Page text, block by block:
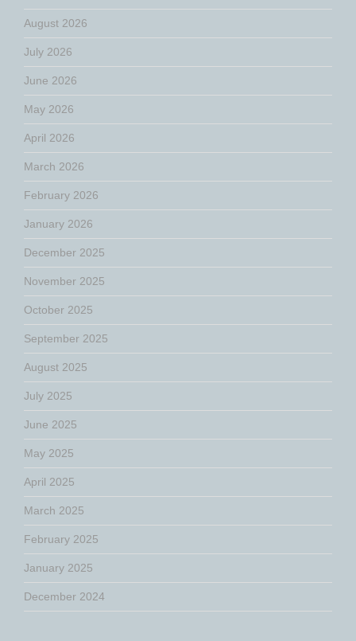
August 2026
July 2026
June 2026
May 2026
April 2026
March 2026
February 2026
January 2026
December 2025
November 2025
October 2025
September 2025
August 2025
July 2025
June 2025
May 2025
April 2025
March 2025
February 2025
January 2025
December 2024